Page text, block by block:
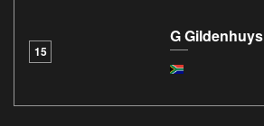
15
G Gildenhuys